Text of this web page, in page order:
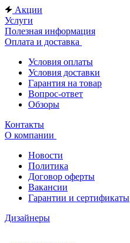
Акции
Услуги
Полезная информация
Оплата и доставка
Условия оплаты
Условия доставки
Гарантия на товар
Вопрос-ответ
Обзоры
Контакты
О компании
Новости
Политика
Договор оферты
Вакансии
Гарантии и сертификаты
Дизайнеры